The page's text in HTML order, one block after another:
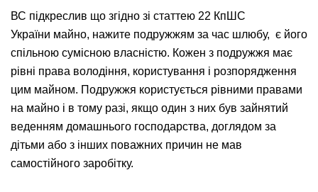
ВС підкреслив що згідно зі статтею 22 КпШС
України майно, нажите подружжям за час шлюбу, є його
спільною сумісною власністю. Кожен з подружжя має
рівні права володіння, користування і розпорядження
цим майном. Подружжя користується рівними правами
на майно і в тому разі, якщо один з них був зайнятий
веденням домашнього господарства, доглядом за
дітьми або з інших поважних причин не мав
самостійного заробітку.